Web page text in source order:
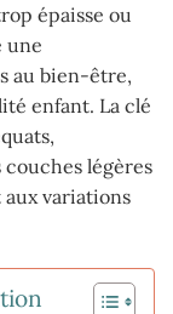
épaisse ou
une
au bien-être,
enfant. La clé
légères
aux variations